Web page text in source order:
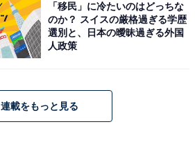
「移民」に冷たいのはどっちな
のか？ スイスの厳格過ぎる学歴
選別と、日本の曖昧過ぎる外国
人政策
連載をもっと見る